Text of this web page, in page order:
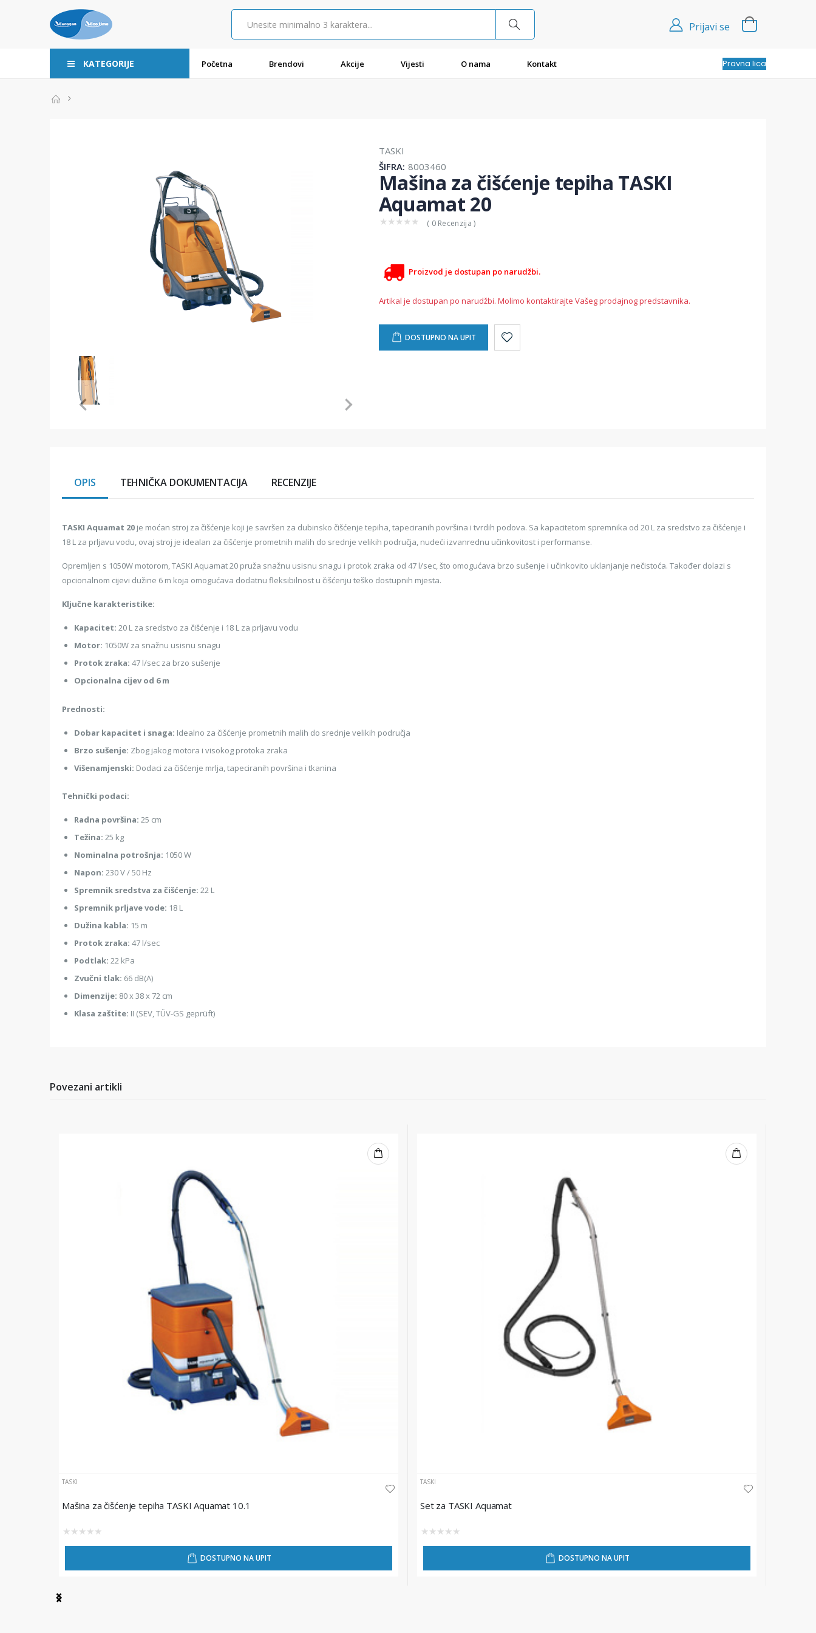
Prijavi se
KATEGORIJE Početna Brendovi Akcije Vijesti O nama Kontakt Pravna lica
Item
TASKI
ŠIFRA: 8003460
Mašina za čišćenje tepiha TASKI
Aquamat 20
★ ★ ★ ★ ★ ( 0 Recenzija )
Proizvod je dostupan po narudžbi.
Artikal je dostupan po narudžbi. Molimo kontaktirajte Vašeg prodajnog predstavnika.
DOSTUPNO NA UPIT
OPIS TEHNIČKA DOKUMENTACIJA RECENZIJE
TASKI Aquamat 20 je moćan stroj za čišćenje koji je savršen za dubinsko čišćenje tepiha, tapeciranih površina i tvrdih podova. Sa kapacitetom spremnika od 20 L za sredstvo za čišćenje i
18 L za prljavu vodu, ovaj stroj je idealan za čišćenje prometnih malih do srednje velikih područja, nudeći izvanrednu učinkovitost i performanse.
Opremljen s 1050W motorom, TASKI Aquamat 20 pruža snažnu usisnu snagu i protok zraka od 47 l/sec, što omogućava brzo sušenje i učinkovito uklanjanje nečistoća. Također dolazi s
opcionalnom cijevi dužine 6 m koja omogućava dodatnu fleksibilnost u čišćenju teško dostupnih mjesta.
Ključne karakteristike:
Kapacitet: 20 L za sredstvo za čišćenje i 18 L za prljavu vodu
Motor: 1050W za snažnu usisnu snagu
Protok zraka: 47 l/sec za brzo sušenje
Opcionalna cijev od 6 m
Prednosti:
Dobar kapacitet i snaga: Idealno za čišćenje prometnih malih do srednje velikih područja
Brzo sušenje: Zbog jakog motora i visokog protoka zraka
Višenamjenski: Dodaci za čišćenje mrlja, tapeciranih površina i tkanina
Tehnički podaci:
Radna površina: 25 cm
Težina: 25 kg
Nominalna potrošnja: 1050 W
Napon: 230 V / 50 Hz
Spremnik sredstva za čišćenje: 22 L
Spremnik prljave vode: 18 L
Dužina kabla: 15 m
Protok zraka: 47 l/sec
Podtlak: 22 kPa
Zvučni tlak: 66 dB(A)
Dimenzije: 80 x 38 x 72 cm
Klasa zaštite: II (SEV, TÜV-GS geprüft)
Povezani artikli
TASKI
Mašina za čišćenje tepiha TASKI Aquamat 10.1
★ ★ ★ ★ ★
DOSTUPNO NA UPIT
TASKI
Set za TASKI Aquamat
★ ★ ★ ★ ★
DOSTUPNO NA UPIT
Item